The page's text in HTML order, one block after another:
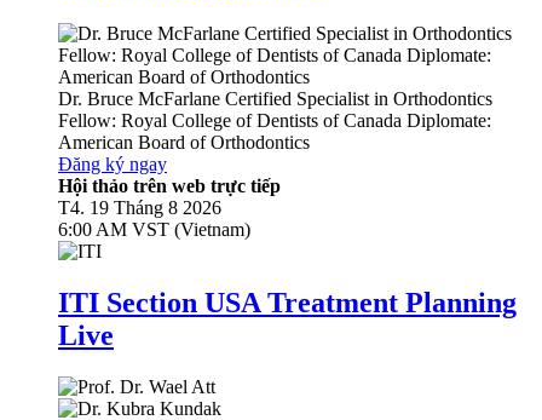
Dr. Bruce McFarlane Certified Specialist in Orthodontics
Fellow: Royal College of Dentists of Canada Diplomate:
American Board of Orthodontics
Đăng ký ngay
Hội thảo trên web trực tiếp
T4. 19 Tháng 8 2026
6:00 AM VST (Vietnam)
ITI Section USA Treatment Planning
Live